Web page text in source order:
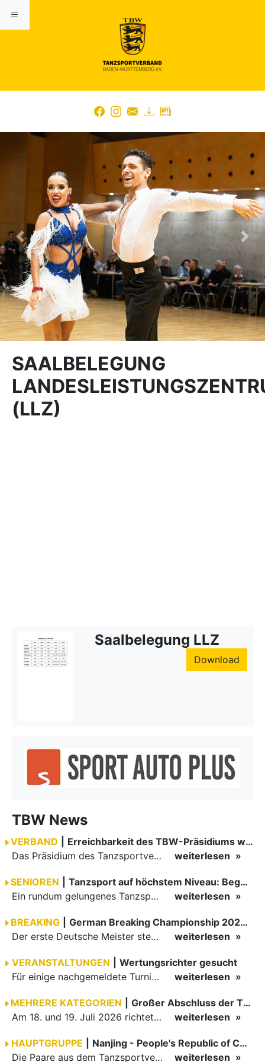
Previous Next
SAALBELEGUNG
(LLZ)
Saalbelegung LLZ
Download
TBW News
VERBAND
Erreichbarkeit des TBW-Präsidiums während der GOC 2026
Das Präsidium des Tanzsportverbandes Baden-Württemberg (TBW) ist in der Zeit vom 09.08.2026 bis einschließlich 16.08.2026 nicht erreichbar. Da alle Präsidiumsmitglieder vor Ort bei den German Open…
weiterlesen
SENIOREN
Tanzsport auf höchstem Niveau: Begeisterung bei den Turnieren in…
Ein rundum gelungenes Tanzsport-Wochenende liegt hinter den Paaren und Organisatoren in Enzklösterle. Am 1. und 2. August 2026 verwandelte sich die Festhalle wieder in einen lebendigen Mittelpunkt des…
weiterlesen
BREAKING
German Breaking Championship 2026 in Hannover
Der erste Deutsche Meister steht fest B-Boy Roman siegt bei den Juniors
weiterlesen
VERANSTALTUNGEN
Wertungsrichter gesucht
Für einige nachgemeldete Turniere im 2 Halbjahr sucht der ZWE noch Wertungsrichter.
weiterlesen
MEHRERE KATEGORIEN
Großer Abschluss der TBW-Trophy in Weinheim
Am 18. und 19. Juli 2026 richtete die Tanzsportabteilung (TSA) der TSG 1862 Weinheim das Abschlussturnier der diesjährigen TBW-Trophy-Serie aus. Zum traditionellen Saisonfinale kamen rund 400 Starts über…
weiterlesen
HAUPTGRUPPE
Nanjing - People's Republic of China
Die Paare aus dem Tanzsportverband Baden-Württemberg (TBW) haben beim hochklassig besetzten WDSF GrandSlam im chinesischen Nanjing wieder einmal auf internationalem Top-Niveau geglänzt. Das…
weiterlesen